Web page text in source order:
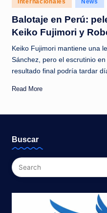
c
i
a
s
a
l
s
t
a
in
Internacionales News
Balotaje en Perú:
Keiko Fujimori y
Keiko Fujimori mantiene una
Sánchez, pero el escrutinio
resultado final podría tardar
Read More
Buscar